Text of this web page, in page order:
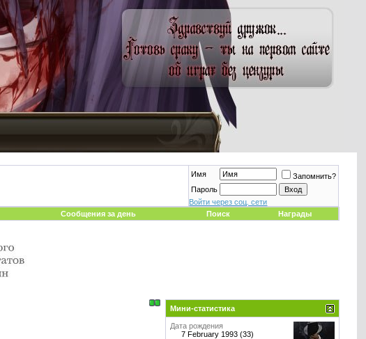
Имя
Запомнить?
Пароль
Войти через соц. сети
Сообщения за день Поиск Награды
Мини-статистика
Дата рождения
7 February 1993 (33)